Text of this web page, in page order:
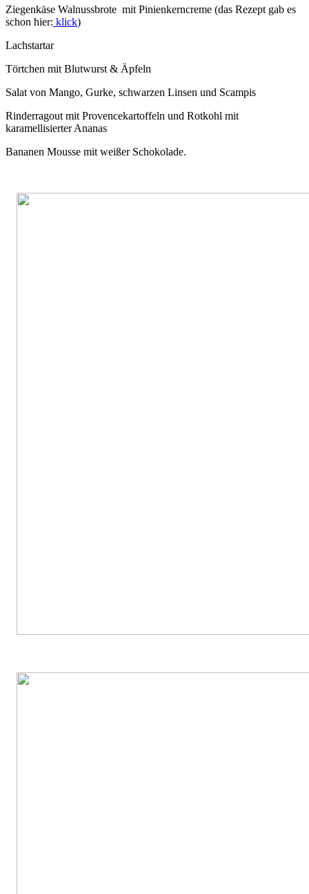
Ziegenkäse Walnussbrote mit Pinienkerncreme (das Rezept gab es
schon hier: klick)
Lachstartar
Törtchen mit Blutwurst & Äpfeln
Salat von Mango, Gurke, schwarzen Linsen und Scampis
Rinderragout mit Provencekartoffeln und Rotkohl mit
karamellisierter Ananas
Bananen Mousse mit weißer Schokolade.